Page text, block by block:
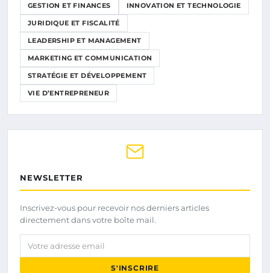
GESTION ET FINANCES INNOVATION ET TECHNOLOGIE
JURIDIQUE ET FISCALITÉ
LEADERSHIP ET MANAGEMENT
MARKETING ET COMMUNICATION
STRATÉGIE ET DÉVELOPPEMENT
VIE D’ENTREPRENEUR
NEWSLETTER
Inscrivez-vous pour recevoir nos derniers articles
directement dans votre boîte mail.
Votre adresse email
S'INSCRIRE